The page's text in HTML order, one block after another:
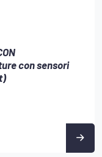
con sensori